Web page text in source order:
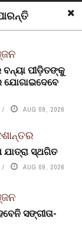
ବନ୍ୟା ପୀଡ଼ିତଙ୍କୁ
AUG 09, 2026
ସ୍ଥଗିତ
AUG 09, 2026
ସଙ୍ଗୀତା-
in association